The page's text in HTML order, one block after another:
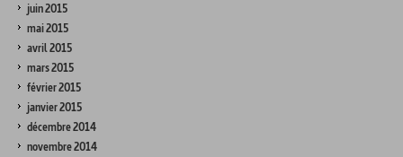
juin 2015
mai 2015
avril 2015
mars 2015
février 2015
janvier 2015
décembre 2014
novembre 2014